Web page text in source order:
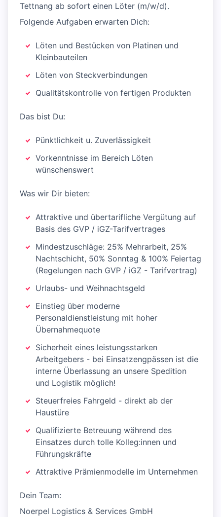
Tettnang ab sofort einen Löter (m/w/d).
Folgende Aufgaben erwarten Dich:
Löten und Bestücken von Platinen und
Kleinbauteilen
Löten von Steckverbindungen
Qualitätskontrolle von fertigen Produkten
Das bist Du:
Pünktlichkeit u. Zuverlässigkeit
Vorkenntnisse im Bereich Löten
wünschenswert
Was wir Dir bieten:
Attraktive und übertarifliche Vergütung auf
Basis des GVP / iGZ-Tarifvertrages
Mindestzuschläge: 25% Mehrarbeit, 25%
Nachtschicht, 50% Sonntag & 100% Feiertag
(Regelungen nach GVP / iGZ - Tarifvertrag)
Urlaubs- und Weihnachtsgeld
Einstieg über moderne
Personaldienstleistung mit hoher
Übernahmequote
Sicherheit eines leistungsstarken
Arbeitgebers - bei Einsatzengpässen ist die
interne Überlassung an unsere Spedition
und Logistik möglich!
Steuerfreies Fahrgeld - direkt ab der
Haustüre
Qualifizierte Betreuung während des
Einsatzes durch tolle Kolleg:innen und
Führungskräfte
Attraktive Prämienmodelle im Unternehmen
Dein Team:
Noerpel Logistics & Services GmbH